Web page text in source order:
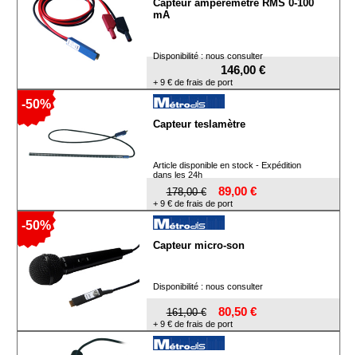
Capteur ampèremètre RMS 0-100
mA
Disponibilité : nous consulter
146,00 €
+ 9 € de frais de port
-50%
Capteur teslamètre
Article disponible en stock - Expédition
dans les 24h
178,00 € 89,00 €
+ 9 € de frais de port
-50%
Capteur micro-son
Disponibilité : nous consulter
161,00 € 80,50 €
+ 9 € de frais de port